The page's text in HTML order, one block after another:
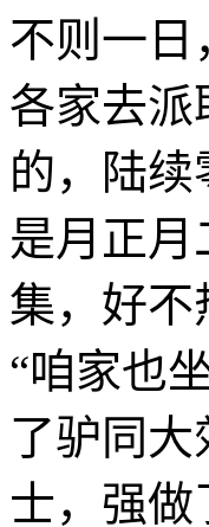
不则一
各家去派
的，陆
是月正月
集，好不
“咱家也
了驴同
士，强